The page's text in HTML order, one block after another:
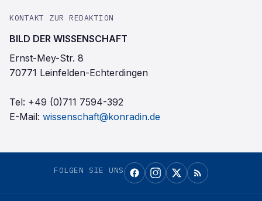
KONTAKT ZUR REDAKTION
BILD DER WISSENSCHAFT
Ernst-Mey-Str. 8
70771 Leinfelden-Echterdingen
Tel: +49 (0)711 7594-392
E-Mail: wissenschaft@konradin.de
FOLGEN SIE UNS